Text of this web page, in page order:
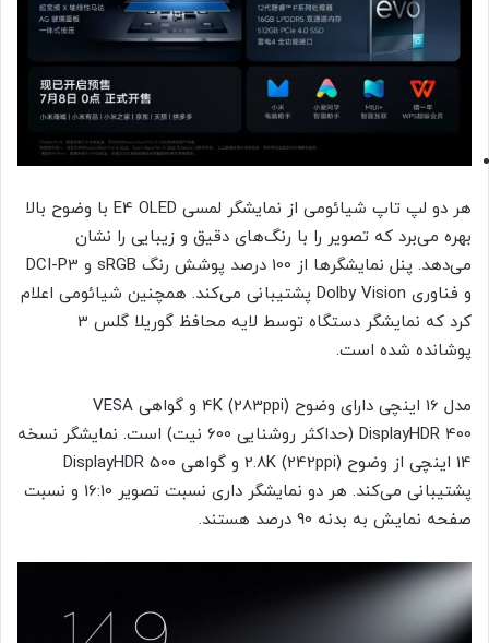
هر دو لپ تاپ شیائومی از نمایشگر لمسی E4 OLED با وضوح بالا
بهره می‌برد که تصویر را با رنگ‌های دقیق و زیبایی را نشان
می‌دهد. پنل نمایشگرها از 100 درصد پوشش رنگ sRGB و DCI-P3
و فناوری Dolby Vision پشتیبانی می‌کند. همچنین شیائومی اعلام
کرد که نمایشگر دستگاه توسط لایه محافظ گوریلا گلس 3
پوشانده شده است.
مدل 16 اینچی دارای وضوح 4K (283ppi) و گواهی VESA
DisplayHDR 400 (حداکثر روشنایی 600 نیت) است. نمایشگر نسخه
14 اینچی از وضوح 2.8K (242ppi) و گواهی DisplayHDR 500
پشتیبانی می‌کند. هر دو نمایشگر داری نسبت تصویر 16:10 و نسبت
صفحه نمایش به بدنه 90 درصد هستند.